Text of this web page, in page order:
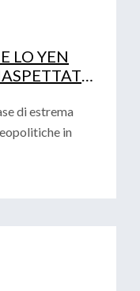
LO YEN
di estrema
in